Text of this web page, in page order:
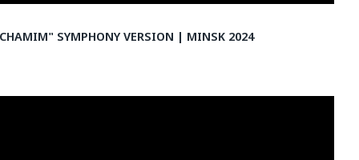
SYMPHONY VERSION | MINSK 2024